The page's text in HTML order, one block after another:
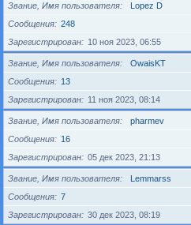
Звание, Имя пользователя
Lopez D
Сообщения
248
Зарегистрирован
10 ноя 2023, 06:55
Звание, Имя пользователя
OwaisKT
Сообщения
13
Зарегистрирован
11 ноя 2023, 08:14
Звание, Имя пользователя
pharmev
Сообщения
16
Зарегистрирован
05 дек 2023, 21:13
Звание, Имя пользователя
Lemmarss
Сообщения
7
Зарегистрирован
30 дек 2023, 08:19